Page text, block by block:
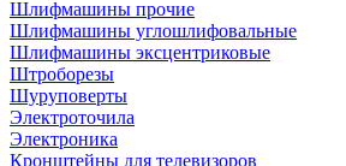
Шлифмашины прочие
Шлифмашины углошлифовальные
Шлифмашины эксцентриковые
Штроборезы
Шуруповерты
Электроточила
Электроника
Кронштейны для телевизоров